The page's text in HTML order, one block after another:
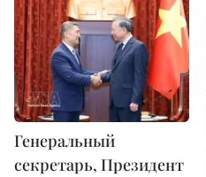
Генеральный
секретарь, Президент